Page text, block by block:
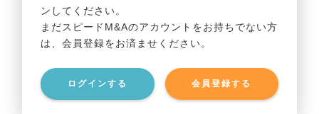
ンしてください。
まだスピードM&Aのアカウントをお持ちでない方
は、会員登録をお済ませください。
ログインする 会員登録する
貸借対照表（B/S）
事業資産 ********************
事業負債 ********************